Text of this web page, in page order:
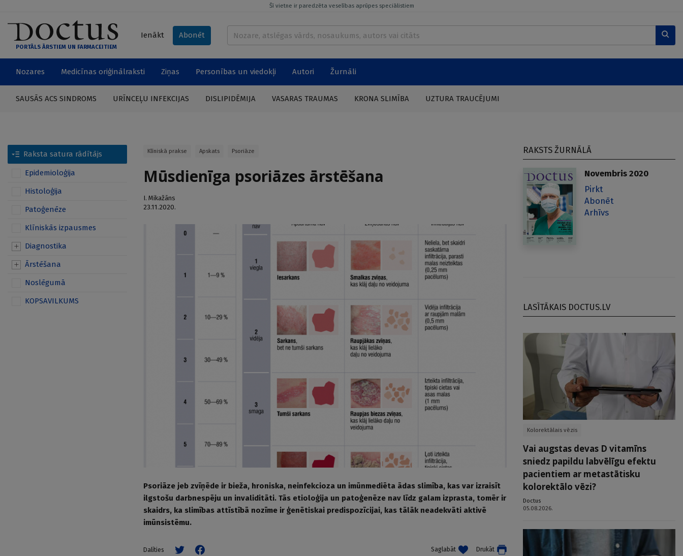
Šī vietne ir paredzēta veselības aprūpes speciālistiem
PORTĀLS ĀRSTIEM UN FARMACEITIEM
Ienākt Abonēt
Nozares Medicīnas oriģinālraksti Ziņas Personības un viedokļi Autori Žurnāli
SAUSĀS ACS SINDROMS URĪNCEĻU INFEKCIJAS DISLIPIDĒMIJA VASARAS TRAUMAS KRONA SLIMĪBA UZTURA TRAUCĒJUMI
Raksta satura rādītājs
Epidemioloģija
Histoloģija
Patoģenēze
Klīniskās izpausmes
Diagnostika
Ārstēšana
Noslēgumā
KOPSAVILKUMS
Klīniskā prakse Apskats Psoriāze
Mūsdienīga psoriāzes ārstēšana
I. Mikažāns
23.11.2020.
Psoriāze jeb zvīņēde ir bieža, hroniska, neinfekcioza un imūnmediēta ādas slimība, kas var izraisīt
ilgstošu darbnespēju un invaliditāti. Tās etioloģija un patoģenēze nav līdz galam izprasta, tomēr ir
skaidrs, ka slimības attīstībā nozīme ir ģenētiskai predispozīcijai, kas tālāk neadekvāti aktivē
imūnsistēmu.
Dalīties Saglabāt Drukāt
RAKSTS ŽURNĀLĀ
Novembris 2020
Pirkt
Abonēt
Arhīvs
LASĪTĀKAIS DOCTUS.LV
Kolorektālais vēzis
Vai augstas devas D vitamīns
sniedz papildu labvēlīgu efektu
pacientiem ar metastātisku
kolorektālo vēzi?
Doctus
05.08.2026.